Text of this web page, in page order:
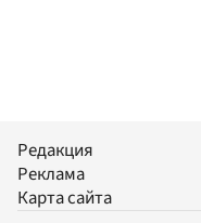
Редакция
Реклама
Карта сайта